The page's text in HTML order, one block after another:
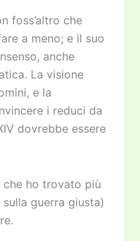
foss’altro che
a meno; e il suo
anche
La visione
e la
i reduci da
dovrebbe essere
che ho trovato più
guerra giusta)